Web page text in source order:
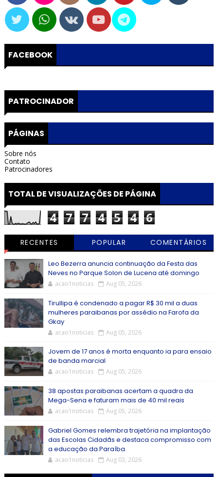
FACEBOOK
PATROCINADOR
PÁGINAS
Sobre nós
Contato
Patrocinadores
TOTAL DE VISUALIZAÇÕES DE PÁGINA
4 7 7 4 5 4 6
RECENTES POPULAR COMENTÁRIOS
Leo Bezerra anuncia continuação da Festa das
Neves no Parque Solon de Lucena até domingo
acao1noticias Aug 05, 2026
Tirullipa é condenado a pagar R$ 30 mil a duas
mulheres paraibanas por assédio na Farofa da
Gkay
acao1noticias Aug 05, 2026
Jovem de 17 anos é morta enquanto ia para ensaio
de banda marcial
acao1noticias Aug 05, 2026
38 apostas paraibanas acertam a quadra da
Mega-Sena e faturam mais de 40 mil reais
acao1noticias Aug 05, 2026
Gabriel Gomes relembra trajetória na implantação
das Escolas Cidadãs e destaca compromisso com
a educação da Paraíba.
acao1noticias Aug 03, 2026